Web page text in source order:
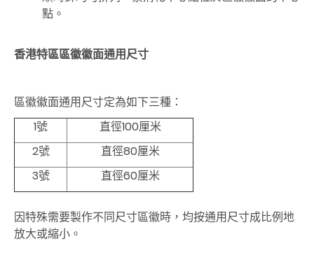
點 。
香港特區區徽徽面通用尺寸
區徽徽面通用尺寸定為如下三種：
1號
直徑100厘米
2號
直徑80厘米
3號
直徑60厘米
因特殊需要製作不同尺寸區徽時，均按通用尺寸成比例地
放大或縮小。